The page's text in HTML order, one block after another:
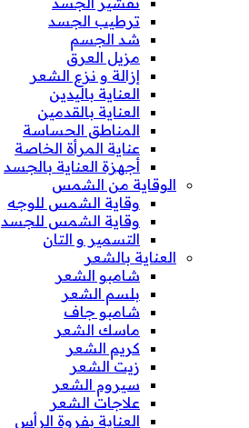
ترطيب الجسد
شد الجسم
مزيل العرق
إزالة و نزع الشعر
العناية باليدين
العناية بالقدمين
المناطق الحساسة
عناية المرأة الخاصة
أجهزة العناية بالجسد
الوقاية من الشمس
وقاية الشمس للوجه
وقاية الشمس للجسد
التسمير و التان
العناية بالشعر
شامبو الشعر
بلسم الشعر
شامبو جاف
ماسك الشعر
كريم الشعر
زيت الشعر
سيروم الشعر
علاجات الشعر
العناية بفروة الرأس